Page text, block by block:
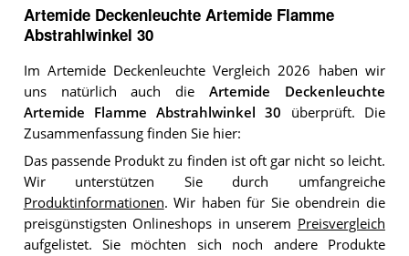
Artemide Deckenleuchte Artemide Flamme
Abstrahlwinkel 30
Im Artemide Deckenleuchte Vergleich 2026 haben wir
uns natürlich auch dieArtemide Deckenleuchte
Artemide Flamme Abstrahlwinkel 30 überprüft. Die
Zusammenfassung finden Sie hier:
Das passende Produkt zu finden ist oft gar nicht so leicht.
Wir unterstützen Sie durch umfangreiche
Produktinformationen. Wir haben für Sie obendrein die
preisgünstigsten Onlineshops in unserem Preisvergleich
aufgelistet. Sie möchten sich noch andere Produkte